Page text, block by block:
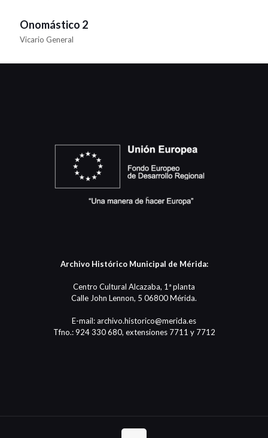
Onomástico 2
Vicario General
Archivo Histórico Municipal de Mérida:
Centro Cultural Alcazaba, 1ª planta
Calle John Lennon, 5 06800 Mérida.
E-mail: archivo.historico@merida.es
Tfno.: 924 330 680, extensiones 7711 y 7712